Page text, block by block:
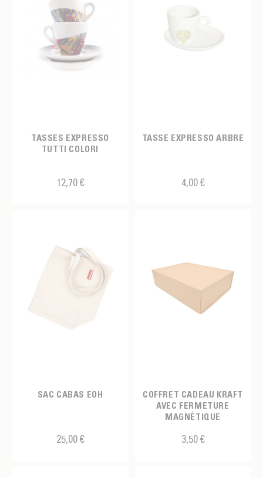
TASSES EXPRESSO
TUTTI COLORI
12,70 €
TASSE EXPRESSO ARBRE
4,00 €
SAC CABAS EOH
25,00 €
COFFRET CADEAU KRAFT
AVEC FERMETURE
MAGNÉTIQUE
3,50 €